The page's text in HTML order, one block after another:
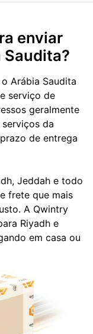
enviar
Saudita?
Arábia Saudita
serviço de
geralmente
da
de entrega
Jeddah e todo
frete que mais
A Qwintry
Riyadh e
em casa ou